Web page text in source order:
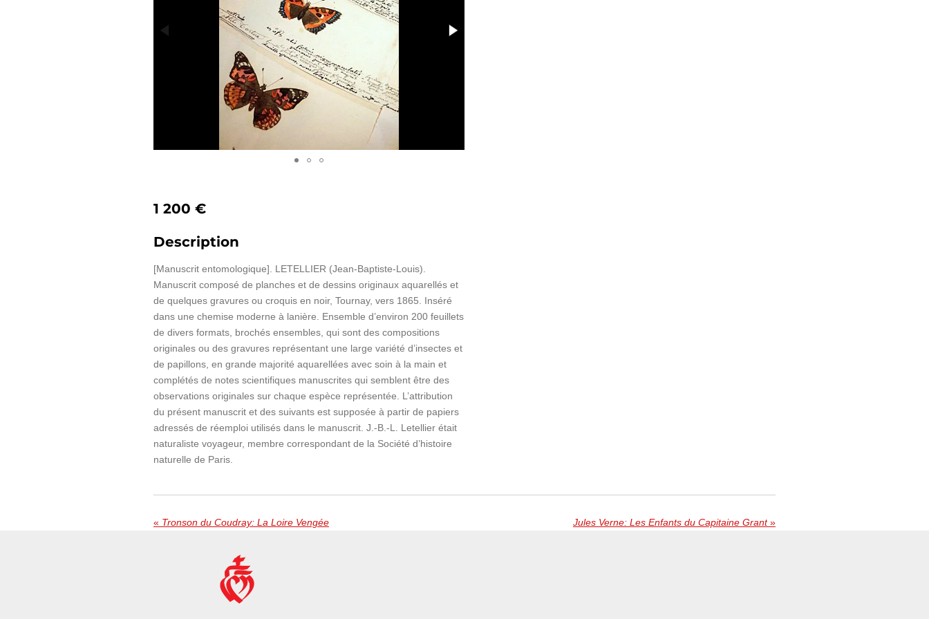
1 200 €
Description
[Manuscrit entomologique]. LETELLIER (Jean-Baptiste-Louis).
Manuscrit composé de planches et de dessins originaux aquarellés et
de quelques gravures ou croquis en noir, Tournay, vers 1865. Inséré
dans une chemise moderne à lanière. Ensemble d’environ 200 feuillets
de divers formats, brochés ensembles, qui sont des compositions
originales ou des gravures représentant une large variété d’insectes et
de papillons, en grande majorité aquarellées avec soin à la main et
complétés de notes scientifiques manuscrites qui semblent être des
observations originales sur chaque espèce représentée. L’attribution
du présent manuscrit et des suivants est supposée à partir de papiers
adressés de réemploi utilisés dans le manuscrit. J.-B.-L. Letellier était
naturaliste voyageur, membre correspondant de la Société d’histoire
naturelle de Paris.
« Tronson du Coudray: La Loire Vengée Jules Verne: Les Enfants du Capitaine Grant »